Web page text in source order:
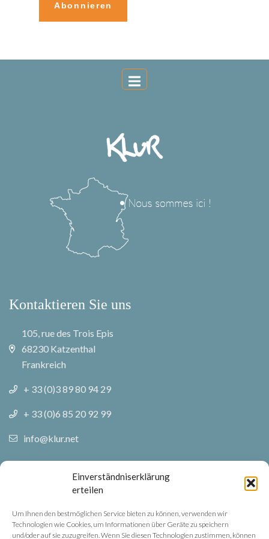
Einverständniserklärung
erteilen
Um Ihnen den bestmöglichen Service bieten zu können, verwenden wir
Technologien wie Cookies, um Informationen über Geräte zu speichern
und/oder auf sie zuzugreifen. Wenn Sie diesen Technologien zustimmen, können
Abonnieren
Kontaktieren Sie uns
105, rue des Trois Epis
68230 Katzenthal
Frankreich
+ 33 (0)3 89 80 94 29
+ 33 (0)6 85 20 92 99
info@klur.net
Folgen Sie uns
Instagram